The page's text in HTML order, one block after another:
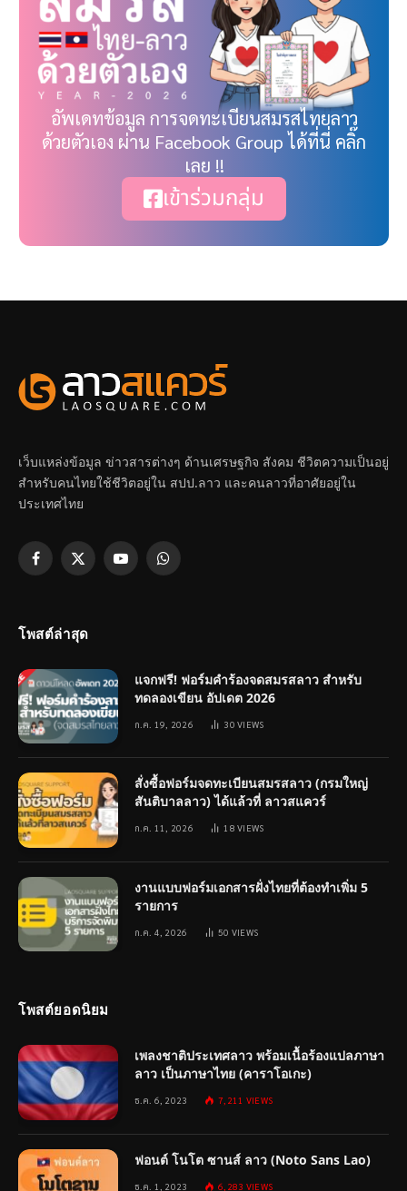
อัพเดทข้อมูล การจดทะเบียนสมรสไทยลาว
ด้วยตัวเอง ผ่าน Facebook Group ได้ที่นี่ คลิ๊ก
เลย !!
เข้าร่วมกลุ่ม
เว็บแหล่งข้อมูล ข่าวสารต่างๆ ด้านเศรษฐกิจ สังคม ชีวิตความเป็นอยู่
สำหรับคนไทยใช้ชีวิตอยู่ใน สปป.ลาว และคนลาวที่อาศัยอยู่ใน
ประเทศไทย
Facebook
X
YouTubeWhatsApp
โพสต์ล่าสุด
แจกฟรี! ฟอร์มคำร้องจดสมรสลาว สำหรับ
ทดลองเขียน อัปเดต 2026
ก.ค. 19, 2026 30VIEWS
สั่งซื้อฟอร์มจดทะเบียนสมรสลาว (กรมใหญ่
สันติบาลลาว) ได้แล้วที่ ลาวสแควร์
ก.ค. 11, 2026 18VIEWS
งานแบบฟอร์มเอกสารฝั่งไทยที่ต้องทำเพิ่ม 5
รายการ
ก.ค. 4, 2026 50 VIEWS
โพสต์ยอดนิยม
เพลงชาติประเทศลาว พร้อมเนื้อร้องแปลภาษา
ลาว เป็นภาษาไทย (คาราโอเกะ)
ธ.ค. 6, 2023 7,211 VIEWS
ฟอนต์ โนโต ซานส์ ลาว (Noto Sans Lao)
ธ.ค. 1, 2023 6,283 VIEWS